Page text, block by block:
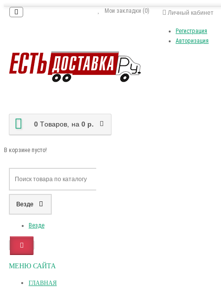
Личный кабинет
Регистрация
Авторизация
Мои закладки (0)
0 Tоваров, на 0 р.
В корзине пусто!
Везде
Везде
МЕНЮ САЙТА
ГЛАВНАЯ